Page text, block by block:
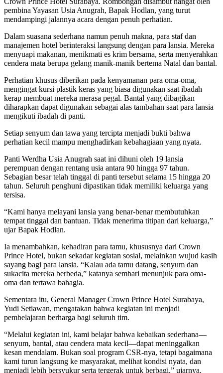
pembina Yayasan Usia Anugrah, Bapak Hodlan, yang turut
mendampingi jalannya acara dengan penuh perhatian.
Dalam suasana sederhana namun penuh makna, para staf dan
manajemen hotel berinteraksi langsung dengan para lansia. Mereka
menyuapi makanan, menikmati es krim bersama, serta menyerahkan
cendera mata berupa gelang manik-manik bertema Natal dan bantal.
Perhatian khusus diberikan pada kenyamanan para oma-oma,
mengingat kursi plastik keras yang biasa digunakan saat ibadah
kerap membuat mereka merasa pegal. Bantal yang dibagikan
diharapkan dapat digunakan sebagai alas tambahan saat para lansia
mengikuti ibadah di panti.
Setiap senyum dan tawa yang tercipta menjadi bukti bahwa
perhatian kecil mampu menghadirkan kebahagiaan yang nyata.
Panti Werdha Usia Anugrah saat ini dihuni oleh 19 lansia
perempuan dengan rentang usia antara 90 hingga 97 tahun.
Sebagian besar telah tinggal di panti tersebut selama 15 hingga 20
tahun. Seluruh penghuni dipastikan tidak memiliki keluarga yang
tersisa.
“Kami hanya melayani lansia yang benar-benar membutuhkan
tempat tinggal dan bantuan. Tidak menerima titipan dari keluarga,”
ujar Bapak Hodlan.
Ia menambahkan, kehadiran para tamu, khususnya dari Crown
Prince Hotel, bukan sekadar kegiatan sosial, melainkan wujud kasih
sayang bagi para lansia. “Kalau ada tamu datang, senyum dan
sukacita mereka berbeda,” katanya sembari menunjuk para oma-
oma dan tertawa bahagia.
Sementara itu, General Manager Crown Prince Hotel Surabaya,
Yudi Setiawan, mengatakan bahwa kegiatan ini menjadi
pembelajaran berharga bagi seluruh tim.
“Melalui kegiatan ini, kami belajar bahwa kebaikan sederhana—
senyum, bantal, atau cendera mata kecil—dapat meninggalkan
kesan mendalam. Bukan soal program CSR-nya, tetapi bagaimana
kami turun langsung ke masyarakat, melihat kondisi nyata, dan
menjadi lebih bersyukur serta tergerak untuk berbagi,” ujarnya.